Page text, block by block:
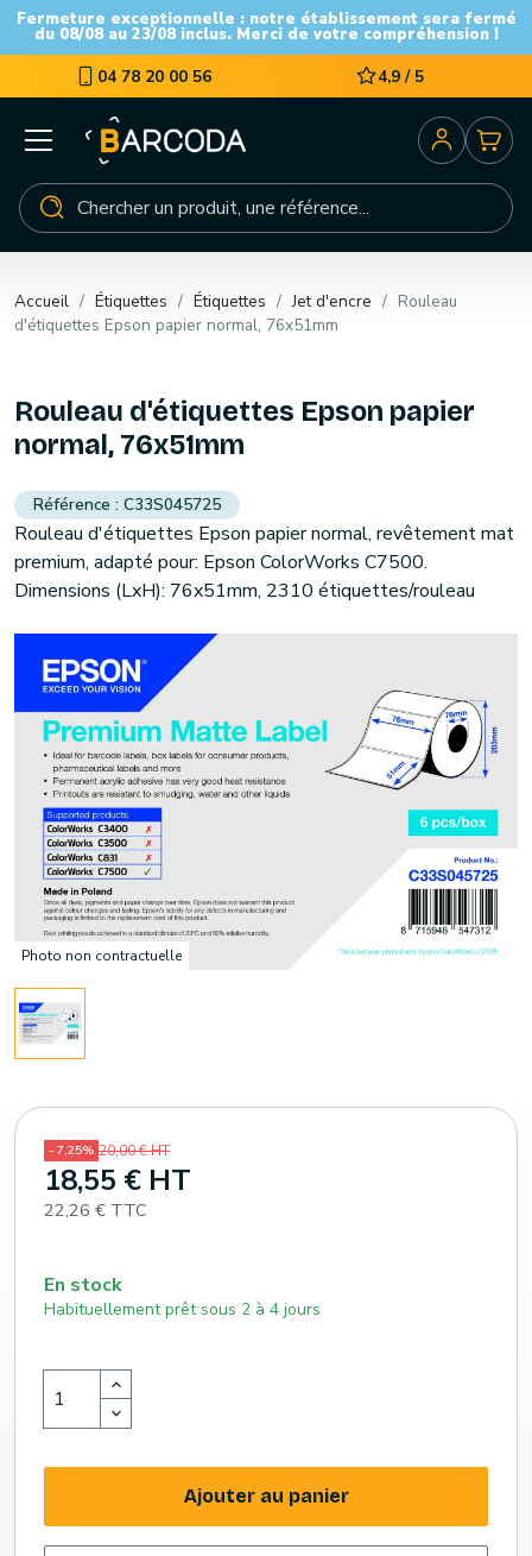
Fermeture exceptionnelle : notre établissement sera fermé
du 08/08 au 23/08 inclus. Merci de votre compréhension !
04 78 20 00 56 4,9 / 5
Accueil Étiquettes Étiquettes Jet d'encre
Rouleau
d'étiquettes Epson papier normal, 76x51mm
Photo non contractuelle
Rouleau d'étiquettes Epson papier
normal, 76x51mm
C33S045725
Rouleau d'étiquettes Epson papier normal, revêtement mat
premium, adapté pour: Epson ColorWorks C7500.
Dimensions (LxH): 76x51mm, 2310 étiquettes/rouleau
- 7,25% 20,00 € HT
18,55 € HT
22,26 € TTC
En stock
Habituellement prêt sous 2 à 4 jours
Ajouter au panier